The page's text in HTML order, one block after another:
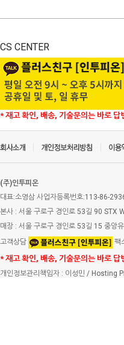
CS CENTER
* 재고 확인, 배송, 기술문의는 바로
(주)인투피온
대표:소영삼 사업자등록번호:113-86-
본사 : 서울 구로구 경인로 53길 90 STX
매장 : 서울 구로구 경인로 53길 15 중앙
고객상담
팩
* 재고 확인, 배송, 기술문의는 바로
개인정보관리책임자 : 이성민 / Hosting